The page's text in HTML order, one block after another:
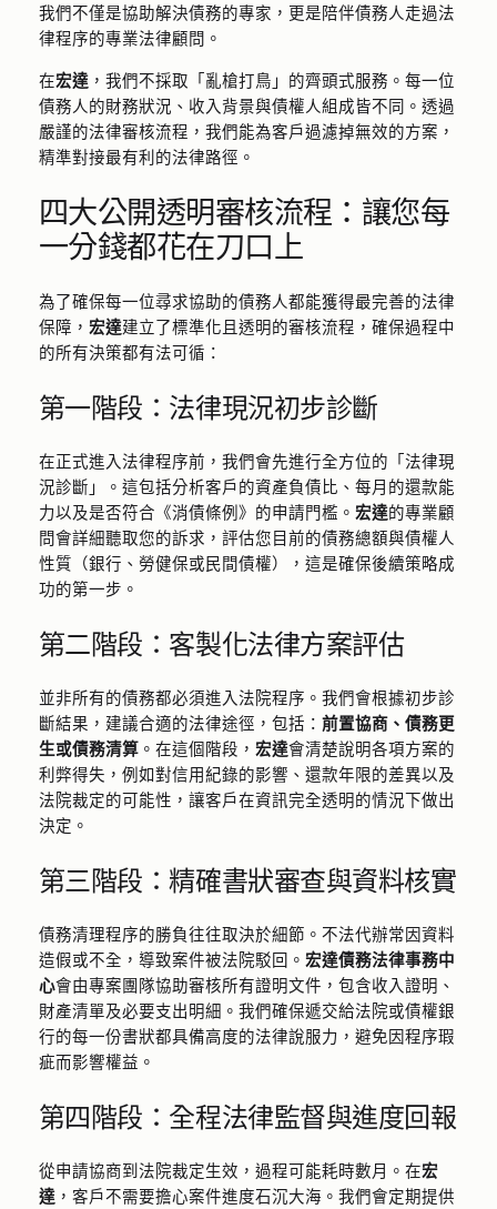
我們不僅是協助解決債務的專家，更是陪伴債務人走過法
律程序的專業法律顧問。
在宏達，我們不採取「亂槍打鳥」的齊頭式服務。每一位
債務人的財務狀況、收入背景與債權人組成皆不同。透過
嚴謹的法律審核流程，我們能為客戶過濾掉無效的方案，
精準對接最有利的法律路徑。
四大公開透明審核流程：讓您每
一分錢都花在刀口上
為了確保每一位尋求協助的債務人都能獲得最完善的法律
保障， 宏達建立了標準化且透明的審核流程，確保過程中
的所有決策都有法可循：
第一階段：法律現況初步診斷
在正式進入法律程序前，我們會先進行全方位的「法律現
況診斷」。這包括分析客戶的資產負債比、每月的還款能
力以及是否符合《消債條例》的申請門檻。 宏達的專業顧
問會詳細聽取您的訴求，評估您目前的債務總額與債權人
性質（銀行、勞健保或民間債權），這是確保後續策略成
功的第一步。
第二階段：客製化法律方案評估
並非所有的債務都必須進入法院程序。我們會根據初步診
斷結果，建議合適的法律途徑，包括： 前置協商、債務更
生或債務清算。在這個階段， 宏達會清楚說明各項方案的
利弊得失，例如對信用紀錄的影響、還款年限的差異以及
法院裁定的可能性，讓客戶在資訊完全透明的情況下做出
決定。
第三階段：精確書狀審查與資料核實
債務清理程序的勝負往往取決於細節。不法代辦常因資料
造假或不全，導致案件被法院駁回。 宏達債務法律事務中
心會由專案團隊協助審核所有證明文件，包含收入證明、
財產清單及必要支出明細。我們確保遞交給法院或債權銀
行的每一份書狀都具備高度的法律說服力，避免因程序瑕
疵而影響權益。
第四階段：全程法律監督與進度回報
從申請協商到法院裁定生效，過程可能耗時數月。在宏
達，客戶不需要擔心案件進度石沉大海。我們會定期提供